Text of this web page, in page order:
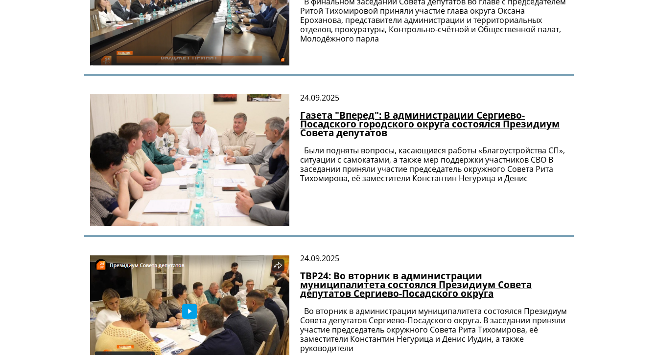
Ритой Тихомировой приняли участие глава округа Оксана
Ероханова, представители администрации и территориальных
отделов, прокуратуры, Контрольно-счётной и Общественной палат,
Молодёжного парла
24.09.2025
Газета "Вперед": В администрации Сергиево-
Посадского городского округа состоялся Президиум
Совета депутатов
Были подняты вопросы, касающиеся работы «Благоустройства СП»,
ситуации с самокатами, а также мер поддержки участников СВО В
заседании приняли участие председатель окружного Совета Рита
Тихомирова, её заместители Константин Негурица и Денис
24.09.2025
ТВР24: Во вторник в администрации
муниципалитета состоялся Президиум Совета
депутатов Сергиево-Посадского округа
Во вторник в администрации муниципалитета состоялся Президиум
Совета депутатов Сергиево-Посадского округа. В заседании приняли
участие председатель окружного Совета Рита Тихомирова, её
заместители Константин Негурица и Денис Иудин, а также
руководители